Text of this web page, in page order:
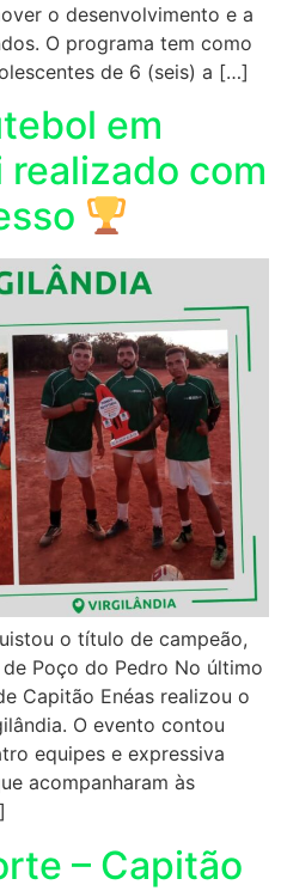
o desenvolvimento e a
O programa tem como
de 6 (seis) a […]
em
com
o título de campeão,
Poço do Pedro No último
Capitão Enéas realizou o
O evento contou
equipes e expressiva
acompanharam às
– Capitão